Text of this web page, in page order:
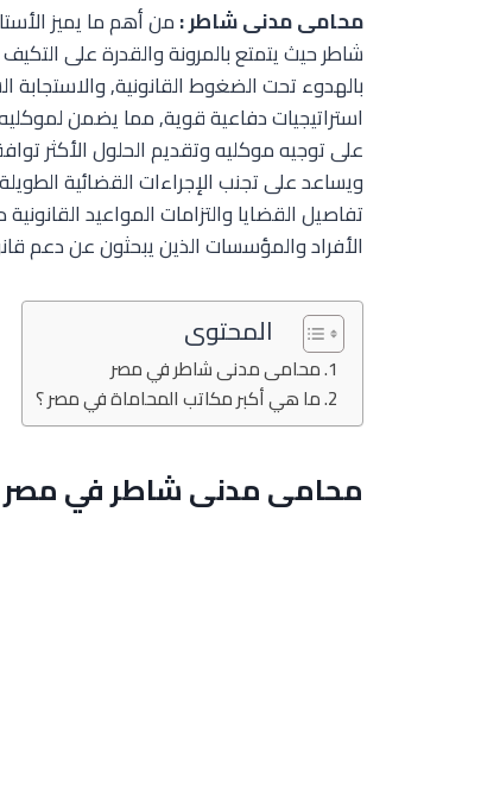
محامى مدنى شاطر :من أهم ما يميز
شاطر حيث يتمتع بالمرونة والقدرة على
بالهدوء تحت الضغوط القانونية,
استراتيجيات دفاعية قوية, مما يضمن
على توجيه موكليه وتقديم الحلول الأكثر
ويساعد على تجنب الإجراءات القضائية
تفاصيل القضايا والتزامات المواعيد
الأفراد والمؤسسات الذين يبحثون عن دعم
المحتوى
محامى مدنى شاطر في مصر
ما هي أكبر مكاتب المحاماة في مصر ؟
محامى مدنى شاطر في مصر